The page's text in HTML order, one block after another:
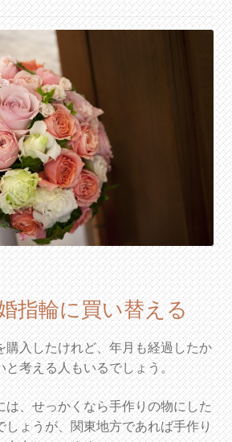
指輪に買い替える
購入したけれど、年月も経過したか
と考える人もいるでしょう。
は、せっかくなら手作りの物にした
しょうが、関東地方であれば手作り